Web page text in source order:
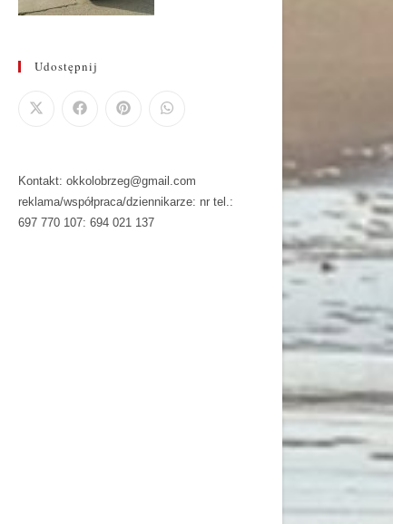
Udostępnij
Kontakt: okkolobrzeg@gmail.com
reklama/współpraca/dziennikarze: nr tel.:
697 770 107: 694 021 137